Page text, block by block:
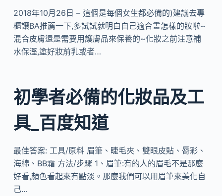
2018年10月26日 – 這個是每個女生都必備的)建議去專
櫃讓BA推薦一下,多試試就明白自己適合畫怎樣的妝啦~
混合皮膚還是需要用護膚品來保養的~化妝之前注意補
水保溼,塗好妝前乳或者…
初學者必備的化妝品及工
具_百度知道
最佳答案: 工具/原料 眉筆、睫毛夾、雙眼皮貼、脣彩、
海綿、BB霜 方法/步驟 1、眉筆:有的人的眉毛不是那麼
好看,顏色看起來有點淡。那麼我們可以用眉筆來美化自
己…